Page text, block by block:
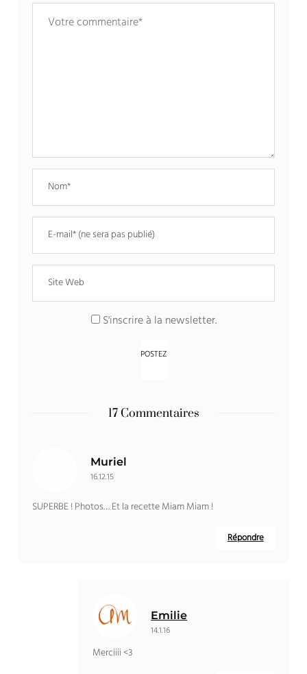
S'inscrire à la newsletter.
17 Commentaires
Muriel
16.12.15
SUPERBE ! Photos… Et la recette Miam Miam !
Répondre
Emilie
14.1.16
Merciiii <3